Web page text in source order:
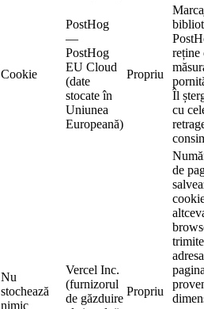
Cookie
PostHog
—
PostHog
EU Cloud
(date
stocate în
Uniunea
Europeană)
Propriu
reține
Îl
cu
Nu
stochează
nimic
Vercel Inc.
(furnizorul
de găzduire
Propriu
de